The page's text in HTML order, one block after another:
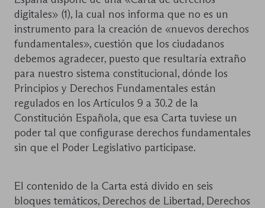
digitales» (1), la cual nos informa que no es un
instrumento para la creación de «nuevos derechos
fundamentales», cuestión que los ciudadanos
debemos agradecer, puesto que resultaría extraño
para nuestro sistema constitucional, dónde los
Principios y Derechos Fundamentales están
regulados en los Artículos 9 a 30.2 de la
Constitución Española, que esa Carta tuviese un
poder tal que configurase derechos fundamentales
sin que el Poder Legislativo participase.
El contenido de la Carta está divido en seis
bloques temáticos, Derechos de Libertad, Derechos